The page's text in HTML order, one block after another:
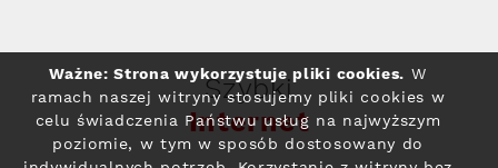
Szybki
Internet
Ważne: Strona wykorzystuje pliki cookies. W
ramach naszej witryny stosujemy pliki cookies w
celu świadczenia Państwu usług na najwyższym
poziomie, w tym w sposób dostosowany do